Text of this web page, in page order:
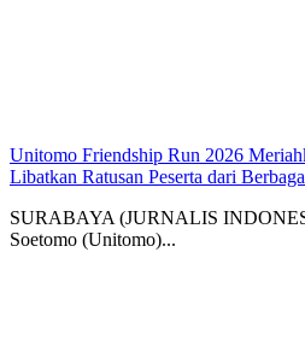
Unitomo Friendship Run 2026
Libatkan Ratusan Peserta dari
SURABAYA (JURNALIS
Soetomo (Unitomo)...